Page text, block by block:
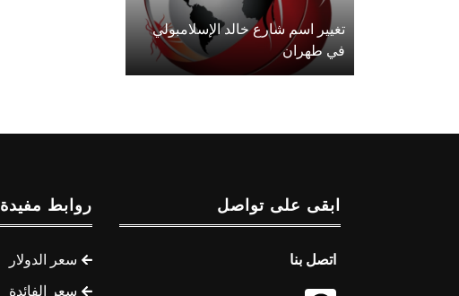
تغيير اسم شارع خالد الإسلامبولي
في طهران
ابقى على تواصل
اتصل بنا
روابط مفيدة
سعر الدولار
سعر الفائدة